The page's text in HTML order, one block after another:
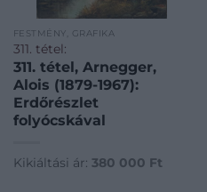
FESTMÉNY, GRAFIKA
311. tétel:
311. tétel, Arnegger,
Alois (1879-1967):
Erdőrészlet
folyócskával
Kikiáltási ár: 380 000 Ft